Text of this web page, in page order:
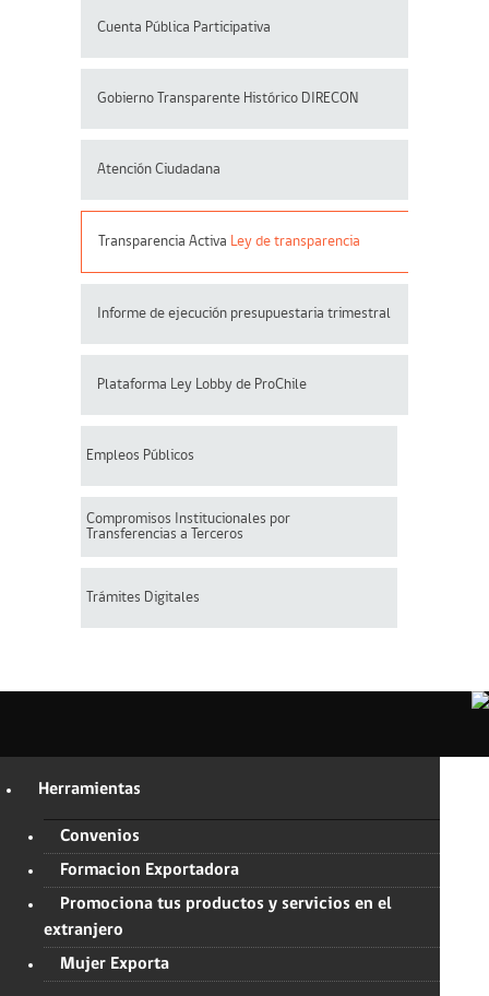
Cuenta Pública Participativa
Gobierno Transparente Histórico DIRECON
Atención Ciudadana
Transparencia Activa Ley de transparencia
Informe de ejecución presupuestaria trimestral
Plataforma Ley Lobby de ProChile
Empleos Públicos
Compromisos Institucionales por
Transferencias a Terceros
Trámites Digitales
Herramientas
Convenios
Formacion Exportadora
Promociona tus productos y servicios en el
extranjero
Mujer Exporta